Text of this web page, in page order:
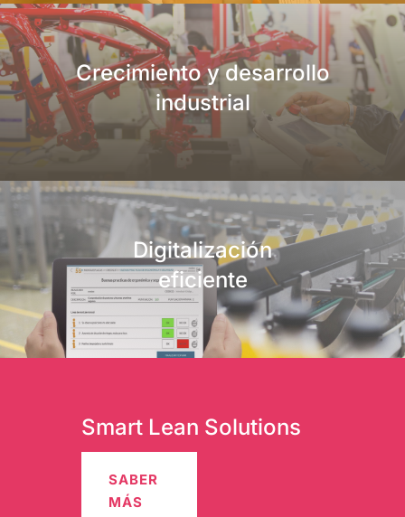
Crecimiento y desarrollo
industrial
Digitalización
eficiente
Smart Lean Solutions
SABER
MÁS